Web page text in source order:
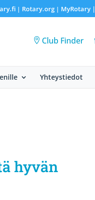
| Rotary.org| MyRotary |
Club Finder
Yhteystiedot
hyvän